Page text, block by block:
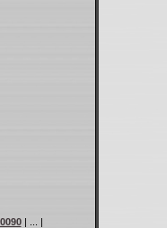
| ... |